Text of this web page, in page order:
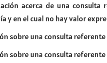
acerca de una
en el cual no hay valor
sobre una consulta
sobre una consulta